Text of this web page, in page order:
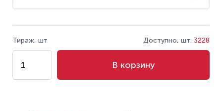
Тираж, шт Доступно, шт: 3228
В корзину